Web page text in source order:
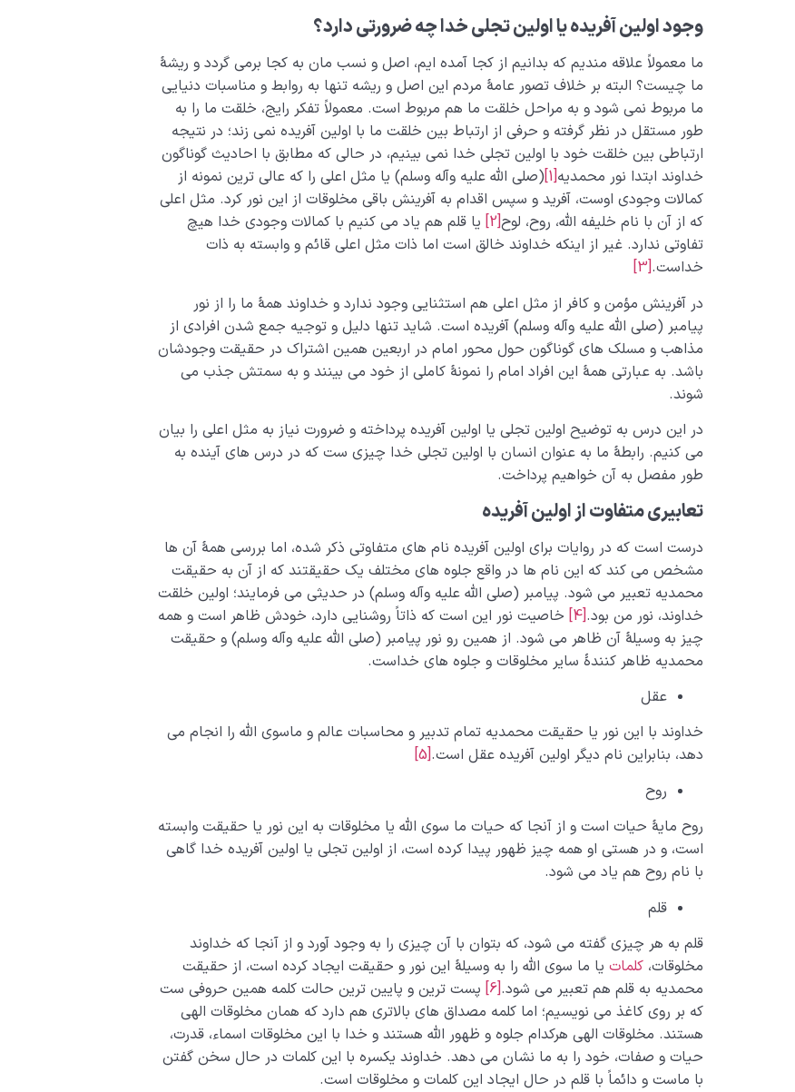
وجود اولین آفریده یا اولین تجلی خدا چه ضرورتی دارد؟
ما معمولاً علاقه مندیم که بدانیم از کجا آمده ایم، اصل و نسب مان به کجا برمی گردد و ریشۀ
ما چیست؟ البته بر خلاف تصور عامۀ مردم این اصل و ریشه تنها به روابط و مناسبات دنیایی
ما مربوط نمی شود و به مراحل خلقت ما هم مربوط است. معمولاً تفکر رایج، خلقت ما را به
طور مستقل در نظر گرفته و حرفی از ارتباط بین خلقت ما با اولین آفریده نمی زند؛ در نتیجه
ارتباطی بین خلقت خود با اولین تجلی خدا نمی بینیم، در حالی که مطابق با احادیث گوناگون
خداوند ابتدا نور محمدیه[1] (صلی الله علیه وآله وسلم) یا مثل اعلی را که عالی ترین نمونه از
کمالات وجودی اوست، آفرید و سپس اقدام به آفرینش باقی مخلوقات از این نور کرد. مثل اعلی
که از آن با نام خلیفه الله، روح، لوح[2]
یا قلم هم یاد می کنیم با کمالات وجودی خدا هیچ
تفاوتی ندارد. غیر از اینکه خداوند خالق است اما ذات مثل اعلی قائم و وابسته به ذات
خداست.[3]
در آفرینش مؤمن و کافر از مثل اعلی هم استثنایی وجود ندارد و خداوند همۀ ما را از نور
پیامبر (صلی الله علیه وآله وسلم) آفریده است. شاید تنها دلیل و توجیه جمع شدن افرادی از
مذاهب و مسلک های گوناگون حول محور امام در اربعین همین اشتراک در حقیقت وجودشان
باشد. به عبارتی همۀ این افراد امام را نمونۀ کاملی از خود می بینند و به سمتش جذب می
شوند.
در این درس به توضیح اولین تجلی یا اولین آفریده پرداخته و ضرورت نیاز به مثل اعلی را بیان
می کنیم. رابطۀ ما به عنوان انسان با اولین تجلی خدا چیزی ست که در درس های آینده به
طور مفصل به آن خواهیم پرداخت.
تعابیری متفاوت از اولین آفریده
درست است که در روایات برای اولین آفریده نام های متفاوتی ذکر شده، اما بررسی همۀ آن ها
مشخص می کند که این نام ها در واقع جلوه های مختلف یک حقیقتند که از آن به حقیقت
محمدیه تعبیر می شود. پیامبر (صلی الله علیه وآله وسلم) در حدیثی می فرمایند؛ اولین خلقت
خداوند، نور من بود.[4]
خاصیت نور این است که ذاتاً روشنایی دارد، خودش ظاهر است و همه
چیز به وسیلۀ آن ظاهر می شود. از همین رو نور پیامبر (صلی الله علیه وآله وسلم) و حقیقت
محمدیه ظاهر کنندۀ سایر مخلوقات و جلوه های خداست.
عقل
خداوند با این نور یا حقیقت محمدیه تمام تدبیر و محاسبات عالم و ماسوی الله را انجام می
دهد، بنابراین نام دیگر اولین آفریده عقل است.[5]
روح
روح مایۀ حیات است و از آنجا که حیات ما سوی الله یا مخلوقات به این نور یا حقیقت وابسته
است، و در هستی او همه چیز ظهور پیدا کرده است، از اولین تجلی یا اولین آفریده خدا گاهی
با نام روح هم یاد می شود.
قلم
قلم به هر چیزی گفته می شود، که بتوان با آن چیزی را به وجود آورد و از آنجا که خداوند
مخلوقات،کلمات یا ما سوی الله را به وسیلۀ این نور و حقیقت ایجاد کرده است، از حقیقت
محمدیه به قلم هم تعبیر می شود.[6]
پست ترین و پایین ترین حالت کلمه همین حروفی ست
که بر روی کاغذ می نویسیم؛ اما کلمه مصداق های بالاتری هم دارد که همان مخلوقات الهی
هستند. مخلوقات الهی هرکدام جلوه و ظهور الله هستند و خدا با این مخلوقات اسماء، قدرت،
حیات و صفات، خود را به ما نشان می دهد. خداوند یکسره با این کلمات در حال سخن گفتن
با ماست و دائماً با قلم در حال ایجاد این کلمات و مخلوقات است.